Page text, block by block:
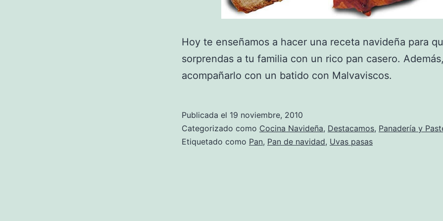
Hoy te enseñamos a hacer una receta navideña para
sorprendas a tu familia con un rico pan casero.
acompañarlo con un batido con Malvaviscos.
Publicada el 19 noviembre, 2010
Categorizado como Cocina Navideña, Destacamos, Panadería y
Etiquetado como Pan, Pan de navidad, Uvas pasas